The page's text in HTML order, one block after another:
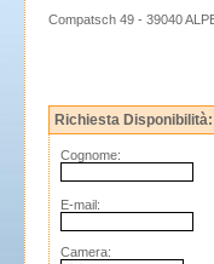
Compatsch 49 - 39040
Richiesta Disponibilità:
Cognome:
E-mail:
Camera: